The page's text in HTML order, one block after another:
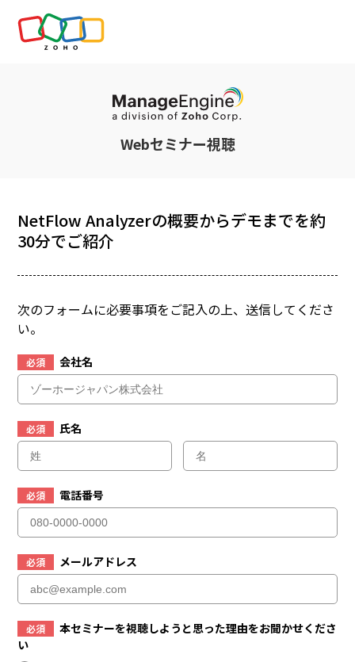
Webセミナー視聴
NetFlow Analyzerの概要からデモまでを約
30分でご紹介
次のフォームに必要事項をご記入の上、送信してくださ
い。
必須 会社名
必須 氏名
必須 電話番号
必須 メールアドレス
必須
本セミナーを視聴しようと思った理由をお聞かせくださ
い